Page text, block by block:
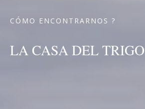
CÓMO ENCONTRARNOS ?
LA CASA DEL TRIGO